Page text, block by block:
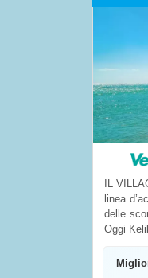
IL
linea
delle
Oggi